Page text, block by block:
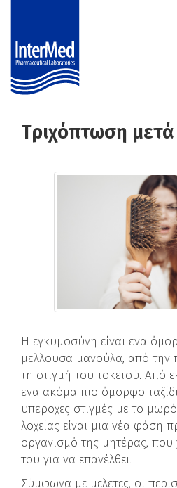
Τριχόπτωση
Η εγκυμοσύνη είναι ένα
μέλλουσα μανούλα, από την
τη στιγμή του τοκετού. Από
ένα ακόμα πιο όμορφο
υπέροχες στιγμές με το
λοχείας είναι μια νέα φάση
οργανισμό της μητέρας, που
του για να επανέλθει.
Σύμφωνα με μελέτες, οι